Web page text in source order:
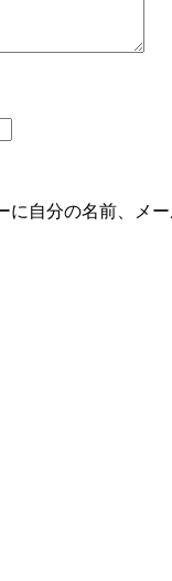
自分の名前、メ